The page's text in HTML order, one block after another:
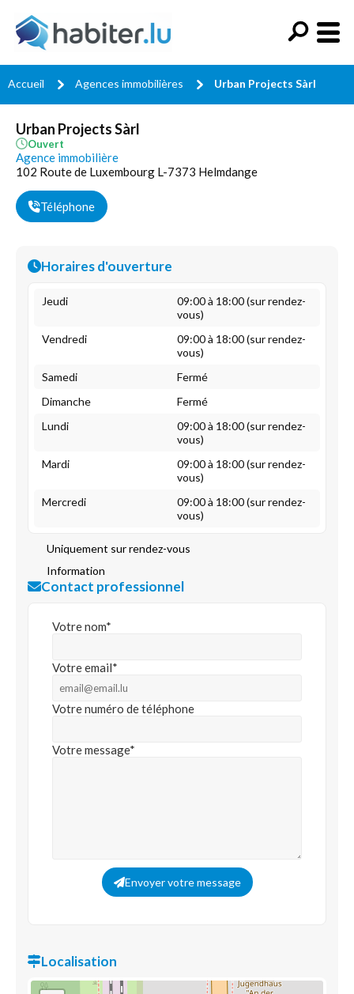
Accueil Agences immobilières Urban Projects Sàrl
Urban Projects Sàrl
Ouvert
Agence immobilière
102 Route de Luxembourg L-7373 Helmdange
Téléphone
Horaires d'ouverture
Jeudi
09:00 à 18:00 (sur rendez-
vous)
Vendredi
09:00 à 18:00 (sur rendez-
vous)
Samedi
Fermé
Dimanche
Fermé
Lundi
09:00 à 18:00 (sur rendez-
vous)
Mardi
09:00 à 18:00 (sur rendez-
vous)
Mercredi
09:00 à 18:00 (sur rendez-
vous)
Uniquement sur rendez-vous
Information
Contact professionnel
Votre nom*
Votre email*
Votre numéro de téléphone
Votre message*
Envoyer votre message
Localisation